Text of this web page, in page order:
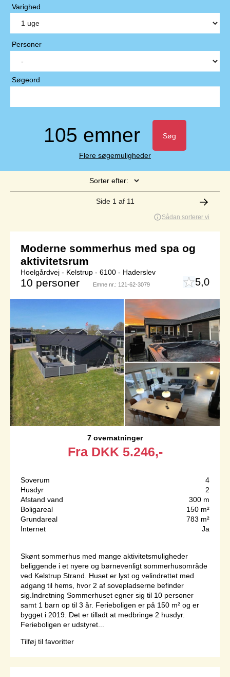
Varighed
Personer
Søgeord
105 emner Søg
Flere søgemuligheder
Sorter efter:
Side 1 af 11
Sådan sorterer vi
Moderne sommerhus med spa og
aktivitetsrum
Hoelgårdvej - Kelstrup - 6100 - Haderslev
10 personer Emne nr.: 121-62-3079 5,0
7 overnatninger
Fra DKK 5.246,-
Soverum
4
Husdyr
2
Afstand vand
300 m
Boligareal
150 m²
Grundareal
783 m²
Internet
Ja
Skønt sommerhus med mange aktivitetsmuligheder
beliggende i et nyere og børnevenligt sommerhusområde
ved Kelstrup Strand. Huset er lyst og velindrettet med
adgang til hems, hvor 2 af sovepladserne befinder
sig.Indretning Sommerhuset egner sig til 10 personer
samt 1 barn op til 3 år. Ferieboligen er på 150 m² og er
bygget i 2019. Det er tilladt at medbringe 2 husdyr.
Ferieboligen er udstyret...
Tilføj til favoritter